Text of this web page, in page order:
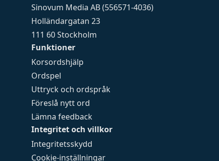
Funktioner
Korsordshjälp
Ordspel
Uttryck och ordspråk
Föreslå nytt ord
Lämna feedback
Integritet och villkor
Integritetsskydd
Cookie-inställningar
Sinovum Media AB (556571-4036)
Holländargatan 23
111 60 Stockholm